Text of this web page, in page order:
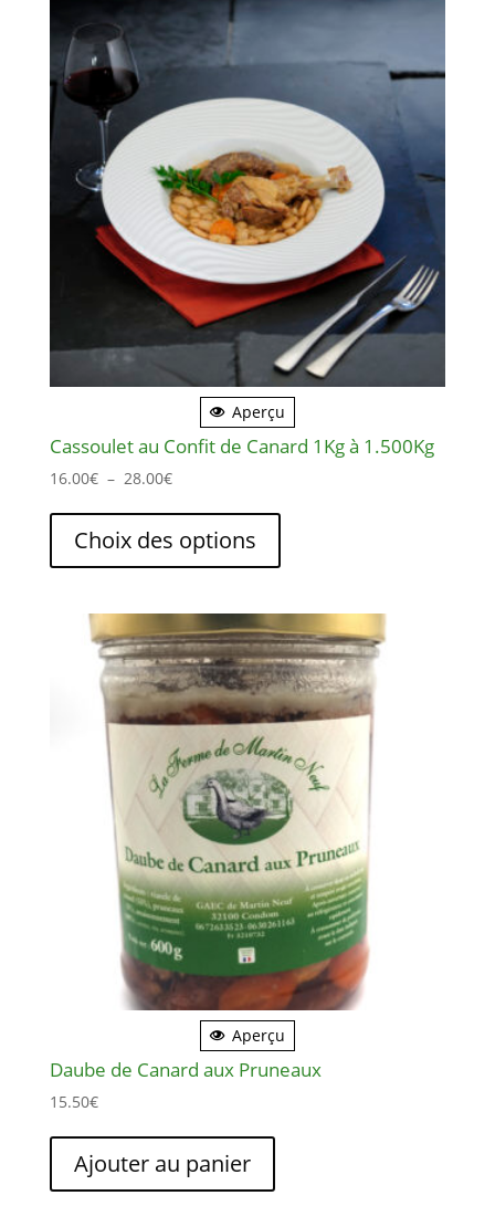
Aperçu
Cassoulet au Confit de Canard 1Kg à 1.500Kg
16.00€ – 28.00€Plage
16.00€
Choix des options
a
variations.
Les
options
peuvent
être
choisies
sur
page
du
produit
Aperçu
Daube de Canard aux Pruneaux
15.50€
Ajouter au panier